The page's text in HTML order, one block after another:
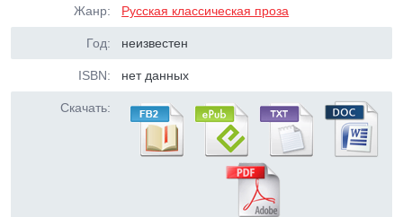
Жанр: Русская классическая проза
Год: неизвестен
ISBN: нет данных
Скачать: